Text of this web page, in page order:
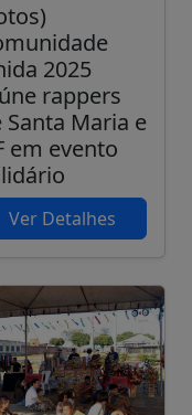
2025
rappers
Santa Maria e
em evento
Ver Detalhes